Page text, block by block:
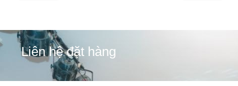
Liên hệ đặt hàng